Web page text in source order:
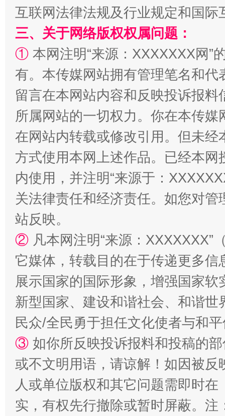
招工难、用工荒背后
互联网法律法规及行业规定和国
三、关于网络版权权属问题：
① 本网注明“来源：XXXXXXX网”
有。本传媒网站拥有管理笔名和
留言在本网站内容和反映投诉报
所属网站的一切权力。你在本传
在网站内转载或修改引用。但未
方式使用本网上述作品。已经本
内使用，并注明“来源于：
关法律责任和经济责任。如您对
站反映。
② 凡本网注明“来源：
它媒体，转载目的在于传递更多
展示国家的国际形象，增强国家
新型国家、建设和谐社会、和谐
民众/全民勇于担任文化使者与和
③ 如你所反映投诉报料和投稿的
或不文明用语，请谅解！如因被
人或单位版权和其它问题需即时在
实，有权先行撤除或暂时屏蔽。